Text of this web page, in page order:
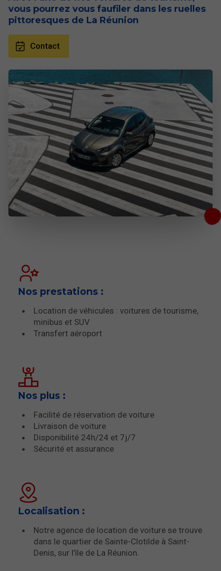
vous pourrez vous faufiler dans les ruelles
pittoresques de La Réunion
Contact
Nos prestations :
Location de véhicules : voitures de tourisme,
minibus et SUV
Transfert aéroport
Nos plus :
Facilité de réservation de voiture
Livraison de voiture
Disponibilité 24h/24 et 7j/7
Sécurité et assurance
Localisation :
Notre agence de location de voiture se trouve
dans le quartier de Sainte-Clotilde à Saint-
Denis, sur l’île de La Réunion.